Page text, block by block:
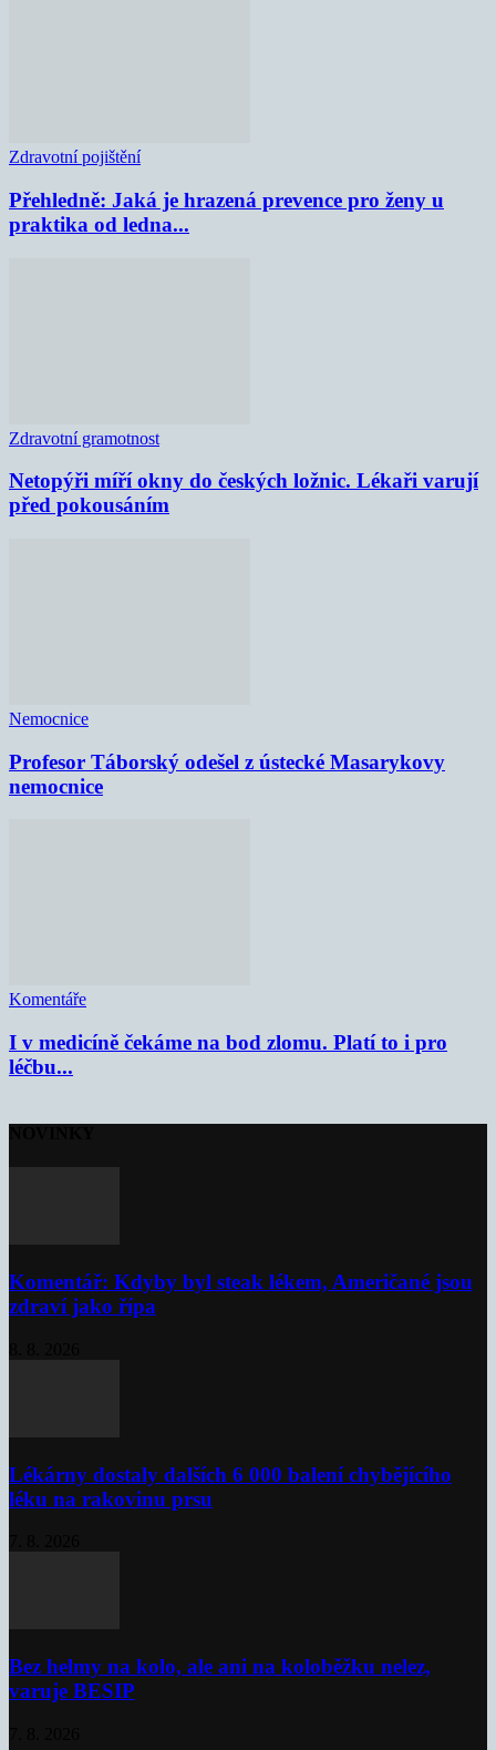
Zdravotní pojištění
Přehledně: Jaká je hrazená prevence pro ženy u
praktika od ledna...
Zdravotní gramotnost
Netopýři míří okny do českých ložnic. Lékaři varují
před pokousáním
Nemocnice
Profesor Táborský odešel z ústecké Masarykovy
nemocnice
Komentáře
I v medicíně čekáme na bod zlomu. Platí to i pro
léčbu...
Komentář: Kdyby byl steak lékem, Američané jsou
zdraví jako řípa
Lékárny dostaly dalších 6 000 balení chybějícího
léku na rakovinu prsu
Bez helmy na kolo, ale ani na koloběžku nelez,
varuje BESIP